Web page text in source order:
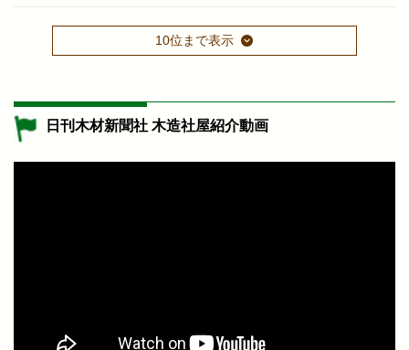
10位まで表示
日刊木材新聞社 木造社屋紹介動画